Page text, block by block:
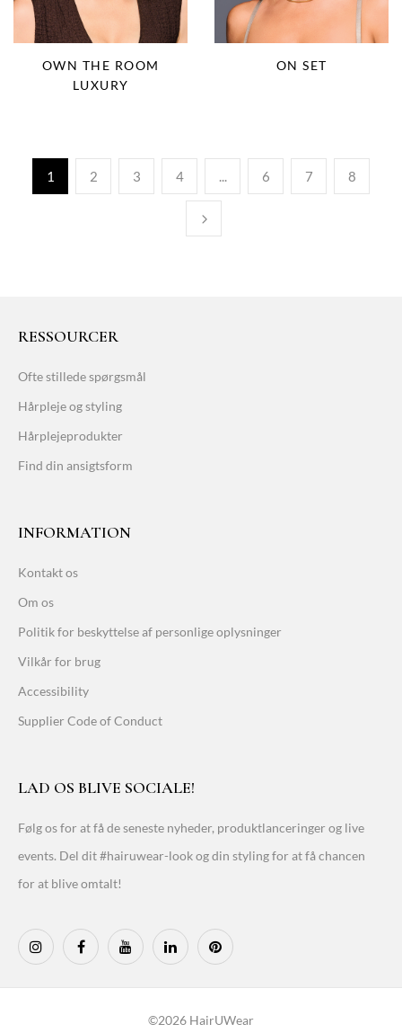
OWN THE ROOM
LUXURY
ON SET
1 2 3 4 ... 6 7 8
RESSOURCER
Ofte stillede spørgsmål
Hårpleje og styling
Hårplejeprodukter
Find din ansigtsform
INFORMATION
Kontakt os
Om os
Politik for beskyttelse af personlige oplysninger
Vilkår for brug
Accessibility
Supplier Code of Conduct
LAD OS BLIVE SOCIALE!
Følg os for at få de seneste nyheder, produktlanceringer og live
events. Del dit #hairuwear-look og din styling for at få chancen
for at blive omtalt!
©2026 HairUWear